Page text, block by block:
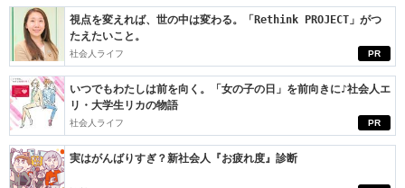
PR
視点を変えれば、世の中は変わる。「Rethink PROJECT」がつ
たえたいこと。
社会人ライフ
PR
いつでもわたしは前を向く。「女の子の日」を前向きに♪社会人エ
リ・大学生リカの物語
社会人ライフ
実はがんばりすぎ？新社会人『お疲れ度』診断